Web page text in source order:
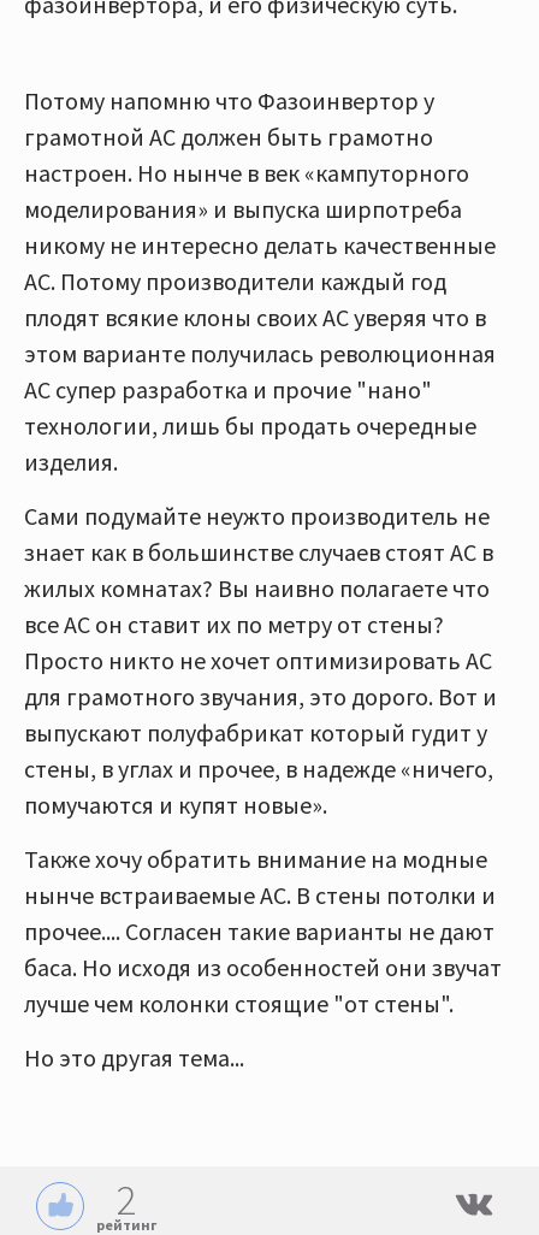
Потому напомню что Фазоинвертор у
грамотной АС должен быть грамотно
настроен. Но нынче в век «кампуторного
моделирования» и выпуска ширпотреба
никому не интересно делать качественные
АС. Потому производители каждый год
плодят всякие клоны своих АС уверяя что в
этом варианте получилась революционная
АС супер разработка и прочие "нано"
технологии, лишь бы продать очередные
изделия.
Сами подумайте неужто производитель не
знает как в большинстве случаев стоят АС в
жилых комнатах? Вы наивно полагаете что
все АС он ставит их по метру от стены?
Просто никто не хочет оптимизировать АС
для грамотного звучания, это дорого. Вот и
выпускают полуфабрикат который гудит у
стены, в углах и прочее, в надежде «ничего,
помучаются и купят новые».
Также хочу обратить внимание на модные
нынче встраиваемые АС. В стены потолки и
прочее.... Согласен такие варианты не дают
баса. Но исходя из особенностей они звучат
лучше чем колонки стоящие "от стены".
Но это другая тема...
2
рейтинг